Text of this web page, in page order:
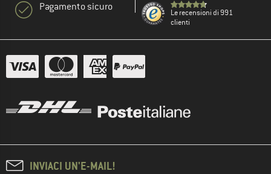
Pagamento sicuro
Le recensioni di 991
clienti
INVIACI UN'E-MAIL!